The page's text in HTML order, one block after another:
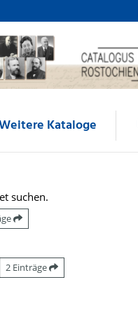
Kataloge
suchen.
2 Einträge